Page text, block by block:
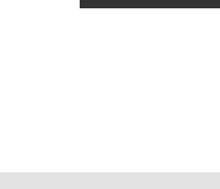
の日時変更につ